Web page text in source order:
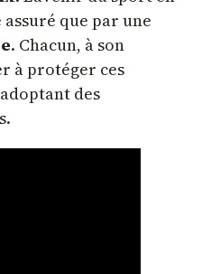
que par une
. Chacun, à son
à protéger ces
des